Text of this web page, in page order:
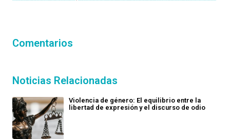
Comentarios
Noticias Relacionadas
Violencia de género: El equilibrio entre la
libertad de expresión y el discurso de odio